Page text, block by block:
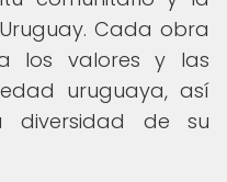
Cada obra
los valores y las
uruguaya, así
de su